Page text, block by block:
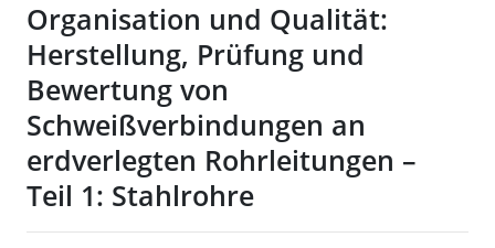
Organisation und Qualität:
Herstellung, Prüfung und
Bewertung von
Schweißverbindungen an
erdverlegten Rohrleitungen –
Teil 1: Stahlrohre